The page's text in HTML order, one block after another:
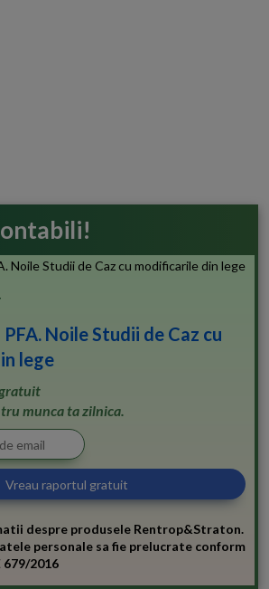
Noile Studii de Caz cu
lege
munca ta zilnica.
despre produsele Rentrop&Straton.
personale sa fie prelucrate conform
679/2016